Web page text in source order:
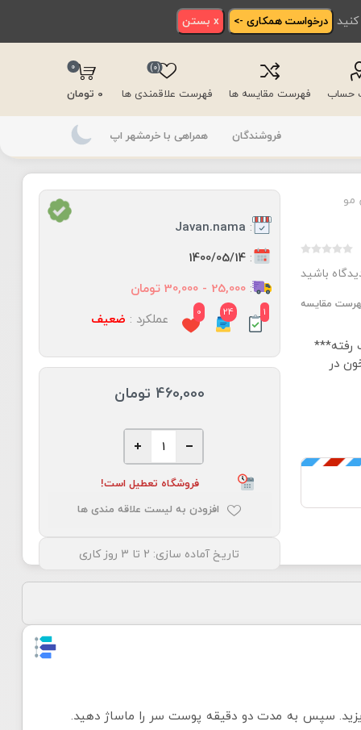
درخواست همکاری -> x بستن
حساب فهرست مقایسه ها فهرست علاقمندی ها
(0)
0
0 تومان
فروشندگان همراهی با خرمشهر اپ
مو
باشید
مقایسه
رفته***
در
:
Javan.nama
:
1400/05/14
:25,000 - 30,000 تومان
1
24
0 عملکرد : ضعیف
460,000 تومان
فروشگاه تعطیل است!
افزودن به لیست علاقه مندی ها
تاریخ آماده سازی: 2 تا 3 روز کاری
سپس به مدت دو دقیقه پوست سر را ماساژ دهید.